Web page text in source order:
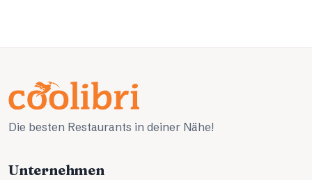
Die besten Restaurants in deiner Nähe!
Unternehmen